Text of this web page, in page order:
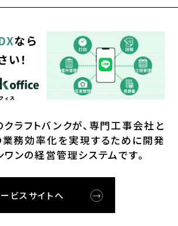
なら
い！
ラフトバンクが、 専⾨⼯事会社と
務効率化を実現するために開発
ワンの経営管理システムです。
ビスサイトへ